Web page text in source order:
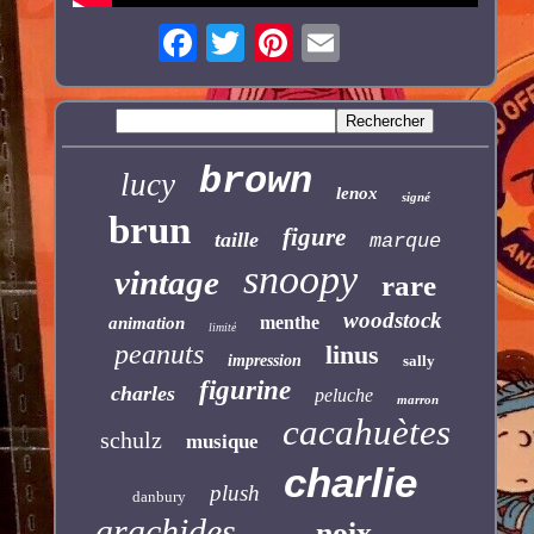
lucy brown lenox signé
brun taille figure marque
vintage snoopy rare
animation limité menthe woodstock
peanuts impression linus sally
charles figurine peluche marron
schulz musique cacahuètes
danbury plush charlie